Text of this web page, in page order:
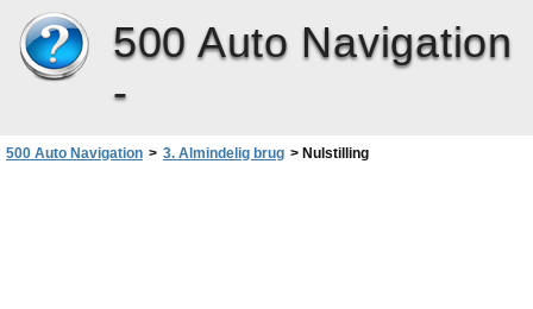
500 Auto Navigation
-
500 Auto Navigation > 3. Almindelig brug > Nulstilling